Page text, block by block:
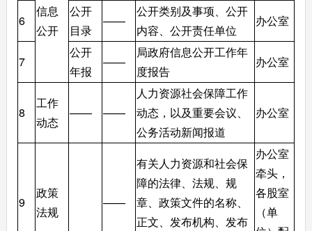
信息
公开
6
公开
目录
——
公开类别及事项、公开
内容、公开责任单位
办公室
7
公开
年报
——
局政府信息公开工作年
度报告
办公室
8
工作
动态
—— ——
人力资源社会保障工作
动态，以及重要会议、
公务活动新闻报道
办公室
9
政策
法规
——
有关人力资源和社会保
障的法律、法规、规
章、政策文件的名称、
正文、发布机构、发布
办公室
牵头，
各股室
（单